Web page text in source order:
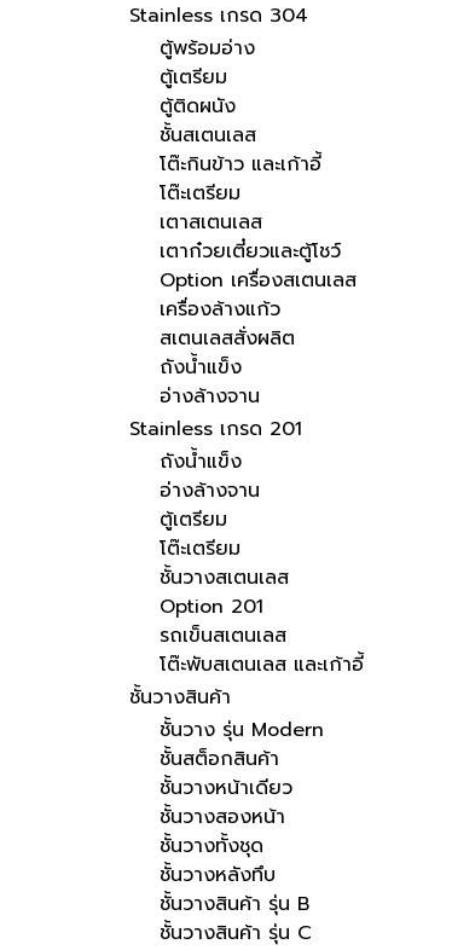
Stainless เกรด 304
ตู้พร้อมอ่าง
ตู้เตรียม
ตู้ติดผนัง
ชั้นสเตนเลส
โต๊ะกินข้าว และเก้าอี้
โต๊ะเตรียม
เตาสเตนเลส
เตาก๋วยเตี๋ยวและตู้โชว์
Option เครื่องสเตนเลส
เครื่องล้างแก้ว
สเตนเลสสั่งผลิต
ถังน้ำแข็ง
อ่างล้างจาน
Stainless เกรด 201
ถังน้ำแข็ง
อ่างล้างจาน
ตู้เตรียม
โต๊ะเตรียม
ชั้นวางสเตนเลส
Option 201
รถเข็นสเตนเลส
โต๊ะพับสเตนเลส และเก้าอี้
ชั้นวางสินค้า
ชั้นวาง รุ่น Modern
ชั้นสต็อกสินค้า
ชั้นวางหน้าเดียว
ชั้นวางสองหน้า
ชั้นวางทั้งชุด
ชั้นวางหลังทึบ
ชั้นวางสินค้า รุ่น B
ชั้นวางสินค้า รุ่น C